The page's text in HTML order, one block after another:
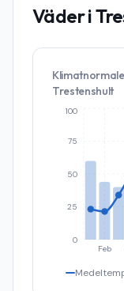
Väder i
Trestenshult
Feb
0
25
50
75
100